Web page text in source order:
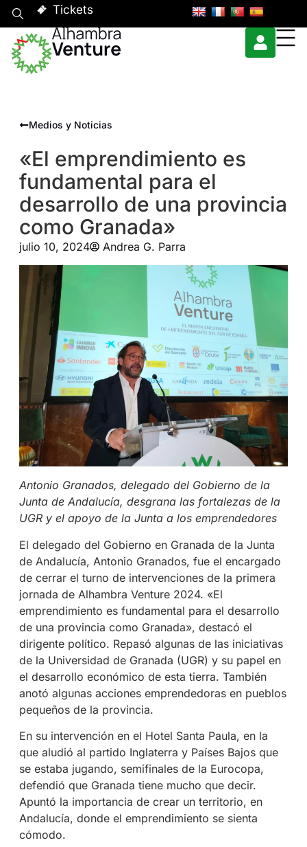
Tickets
Medios y Noticias
«El emprendimiento es
fundamental para el
desarrollo de una provincia
como Granada»
julio 10, 2024 Andrea G. Parra
Antonio Granados, delegado del Gobierno de la
Junta de Andalucía, desgrana las fortalezas de la
UGR y el apoyo de la Junta a los emprendedores
El delegado del Gobierno en Granada de la Junta
de Andalucía, Antonio Granados, fue el encargado
de cerrar el turno de intervenciones de la primera
jornada de Alhambra Venture 2024. «El
emprendimiento es fundamental para el desarrollo
de una provincia como Granada», destacó el
dirigente político. Repasó algunas de las iniciativas
de la Universidad de Granada (UGR) y su papel en
el desarrollo económico de esta tierra. También
anotó algunas acciones emprendedoras en pueblos
pequeños de la provincia.
En su intervención en el Hotel Santa Paula, en la
que aludió al partido Inglaterra y Países Bajos que
se estaba jugando, semifinales de la Eurocopa,
defendió que Granada tiene mucho que decir.
Apuntó la importancia de crear un territorio, en
Andalucía, donde el emprendimiento se sienta
cómodo.